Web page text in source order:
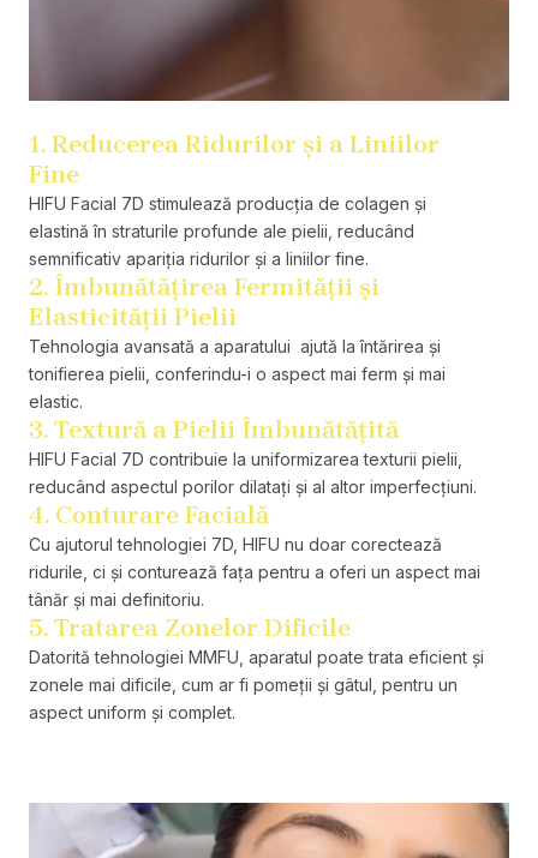
1. Reducerea Ridurilor și a Liniilor
Fine
HIFU Facial 7D stimulează producția de colagen și
elastină în straturile profunde ale pielii, reducând
semnificativ apariția ridurilor și a liniilor fine.
2. Îmbunătățirea Fermității și
Elasticității Pielii
Tehnologia avansată a aparatului ajută la întărirea și
tonifierea pielii, conferindu-i o aspect mai ferm și mai
elastic.
3. Textură a Pielii Îmbunătățită
HIFU Facial 7D contribuie la uniformizarea texturii pielii,
reducând aspectul porilor dilatați și al altor imperfecțiuni.
4. Conturare Facială
Cu ajutorul tehnologiei 7D, HIFU nu doar corectează
ridurile, ci și conturează fața pentru a oferi un aspect mai
tânăr și mai definitoriu.
5. Tratarea Zonelor Dificile
Datorită tehnologiei MMFU, aparatul poate trata eficient și
zonele mai dificile, cum ar fi pomeții și gâtul, pentru un
aspect uniform și complet.